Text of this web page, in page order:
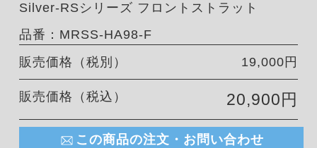
Silver-RSシリーズ フロントストラット
品番：MRSS-HA98-F
販売価格（税別）
19,000円
販売価格（税込） 20,900円
この商品の注文・お問い合わせ